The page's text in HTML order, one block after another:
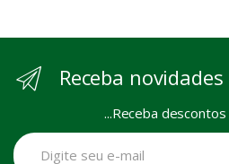
Receba novidades
...Receba descontos